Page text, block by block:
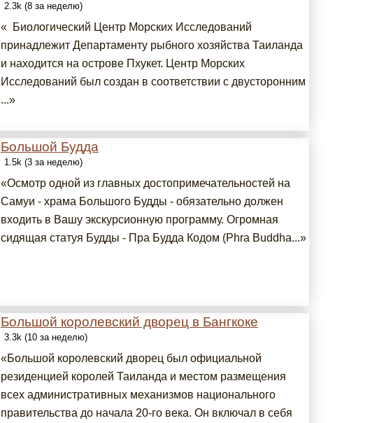
2.3k (8 за неделю)
« Биологический Центр Морских Исследований
принадлежит Департаменту рыбного хозяйства Таиланда
и находится на острове Пхукет. Центр Морских
Исследований был создан в соответствии с двусторонним
...»
Большой Будда
1.5k (3 за неделю)
«Осмотр одной из главных достопримечательностей на
Самуи - храма Большого Будды - обязательно должен
входить в Вашу экскурсионную программу. Огромная
сидящая статуя Будды - Пра Будда Кодом (Phra Buddha...»
Большой королевский дворец в Бангкоке
3.3k (10 за неделю)
«Большой королевский дворец был официальной
резиденцией королей Таиланда и местом размещения
всех административных механизмов национального
правительства до начала 20-го века. Он включал в себя